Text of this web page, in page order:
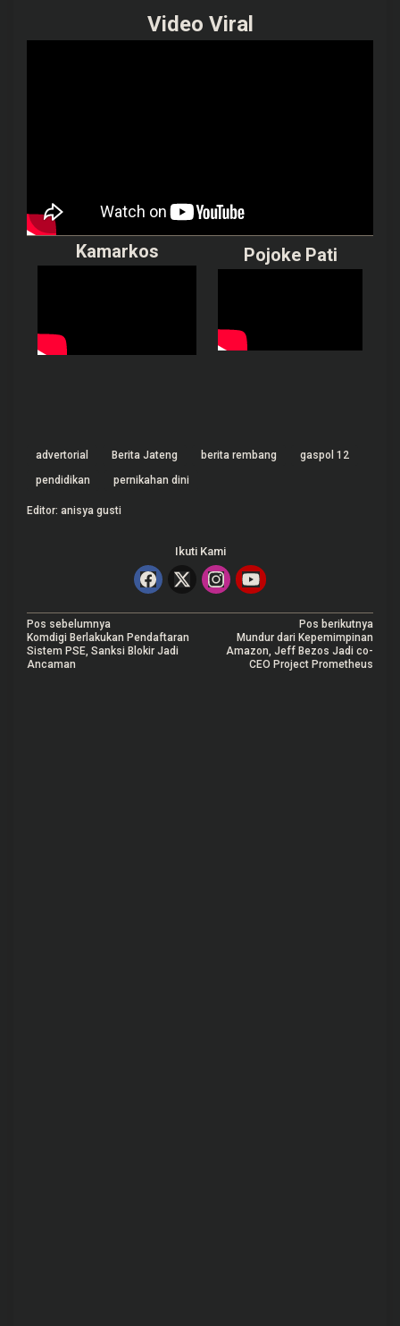
Video Viral
Kamarkos Pojoke Pati
advertorial Berita Jateng berita rembang
gaspol 12
pendidikan
pernikahan dini
Editor: anisya gusti
Ikuti Kami
N
a
Pos sebelumnya
Komdigi Berlakukan Pendaftaran
Sistem PSE, Sanksi Blokir Jadi
Ancaman
Pos berikutnya
Mundur dari Kepemimpinan
Amazon, Jeff Bezos Jadi co-
CEO Project Prometheus